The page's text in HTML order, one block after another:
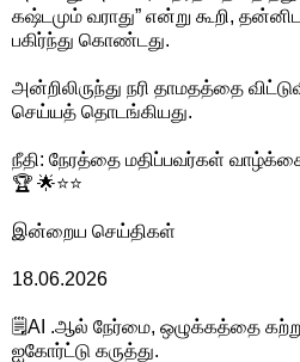
கஷ்டமும் வராது” என்று கூறி,
பகிர்ந்து கொண்டது.
அன்றிலிருந்து நரி தாமதத்தை
செய்யத் தொடங்கியது.
நீதி: நேரத்தை மதிப்பவர்கள்
🏆 🌟⭐⭐
இன்றைய செய்திகள்
18.06.2026
🗒️AI .ஆல் நேர்மை, ஒழுக்கத்தை
ஐகோர்ட்டு கருத்து.